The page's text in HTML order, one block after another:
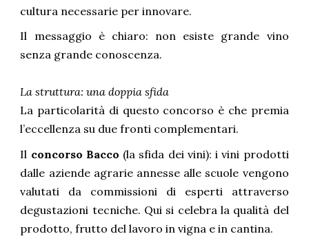
cultura necessarie per innovare.
Il messaggio è chiaro: non esiste grande vino
senza grande conoscenza.
La struttura: una doppia sfida
La particolarità di questo concorso è che premia
l’eccellenza su due fronti complementari.
Il concorso Bacco (la sfida dei vini): i vini prodotti
dalle aziende agrarie annesse alle scuole vengono
valutati da commissioni di esperti attraverso
degustazioni tecniche. Qui si celebra la qualità del
prodotto, frutto del lavoro in vigna e in cantina.